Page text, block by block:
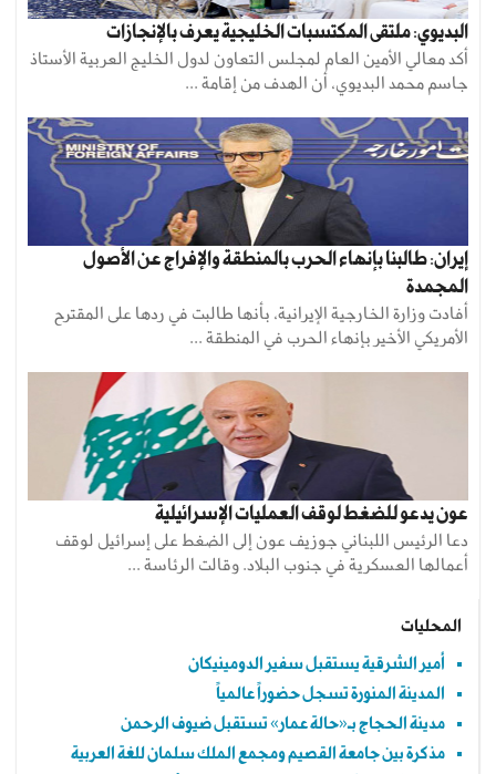
البديوي: ملتقى المكتسبات الخليجية يعرف بالإنجازات
أكد معالي الأمين العام لمجلس التعاون لدول الخليج العربية الأستاذ
جاسم محمد البديوي، أن الهدف من إقامة ...
إيران: طالبنا بإنهاء الحرب بالمنطقة والإفراج عن الأصول
المجمدة
أفادت وزارة الخارجية الإيرانية، بأنها طالبت في ردها على المقترح
الأمريكي الأخير بإنهاء الحرب في المنطقة ...
عون يدعو للضغط لوقف العمليات الإسرائيلية
دعا الرئيس اللبناني جوزيف عون إلى الضغط على إسرائيل لوقف
أعمالها العسكرية في جنوب البلاد. وقالت الرئاسة ...
المحليات
أمير الشرقية يستقبل سفير الدومينيكان
المدينة المنورة تسجل حضوراً عالمياً
مدينة الحجاج بـ«حالة عمار» تستقبل ضيوف الرحمن
مذكرة بين جامعة القصيم ومجمع الملك سلمان للغة العربية